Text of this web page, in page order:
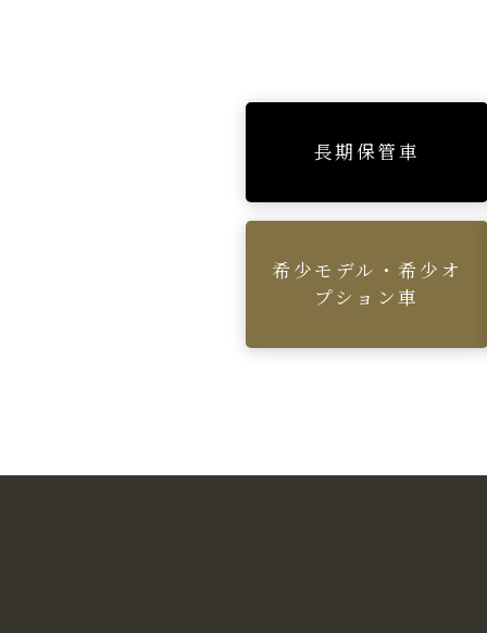
長期保管車
希少モデル・希少オ
プション車